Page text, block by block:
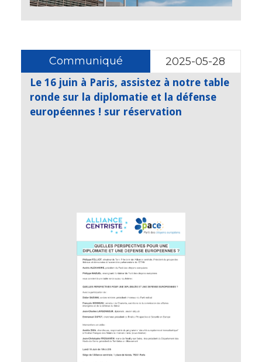
Communiqué 2025-05-28
Le 16 juin à Paris, assistez à notre table
ronde sur la diplomatie et la défense
européennes ! sur réservation